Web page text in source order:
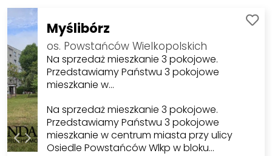
Myślibórz
os. Powstańców Wielkopolskich
Na sprzedaż mieszkanie 3 pokojowe.
Przedstawiamy Państwu 3 pokojowe
mieszkanie w…
Na sprzedaż mieszkanie 3 pokojowe.
Przedstawiamy Państwu 3 pokojowe
mieszkanie w centrum miasta przy ulicy
Osiedle Powstańców Wlkp w bloku…